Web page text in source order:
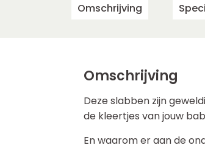
Omschrijving
Omschrijving
Deze slabben zijn
de kleertjes van jouw
En waarom er aan de